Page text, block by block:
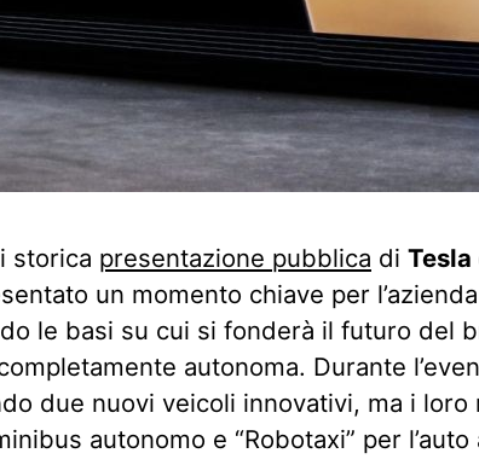
storica presentazione pubblica di Tesla
un momento chiave per
le basi su cui si fonderà il futuro del
autonoma. Durante
due nuovi veicoli innovativi, ma i loro
autonomo e “Robotaxi” per